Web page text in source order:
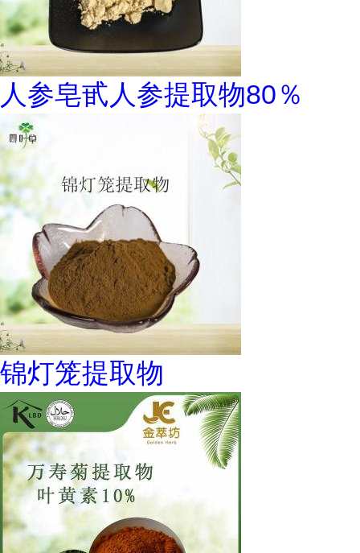
人参皂甙人参提取物80％
锦灯笼提取物